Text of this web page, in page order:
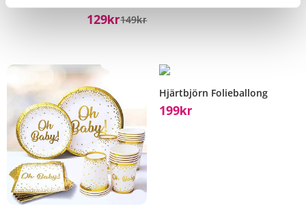
149Kr
129Kr
Hjärtbjörn Folieballong
199Kr